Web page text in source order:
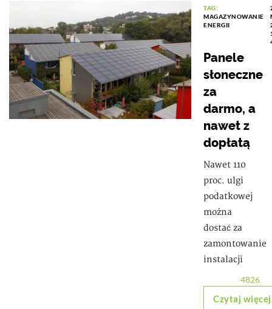
TAG:
MAGAZYNOWANIE
ENERGII
Panele
słoneczne
za
darmo, a
nawet z
dopłatą
Nawet 110
proc. ulgi
podatkowej
można
dostać za
zamontowanie
instalacji
4826
Czytaj więcej